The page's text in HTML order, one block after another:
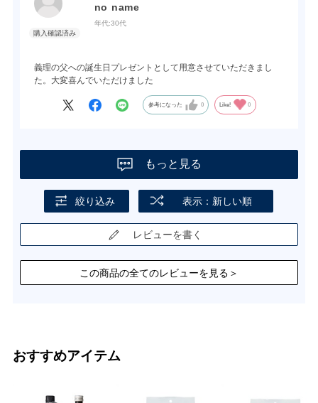
no name
年代:30代
義理の父への誕生日プレゼントとして用意させていただきまし
た。大変喜んでいただけました
参考になった 0 Like! 0
もっと見る
絞り込み 表示：新しい順
レビューを書く
この商品の全てのレビューを見る＞
おすすめアイテム